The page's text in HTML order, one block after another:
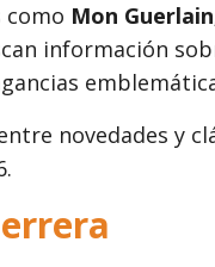
como Mon
información
novedades y